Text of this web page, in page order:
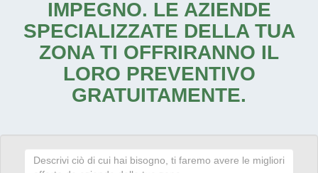
IMPEGNO. LE AZIENDE
SPECIALIZZATE DELLA TUA
ZONA TI OFFRIRANNO IL
LORO PREVENTIVO
GRATUITAMENTE.